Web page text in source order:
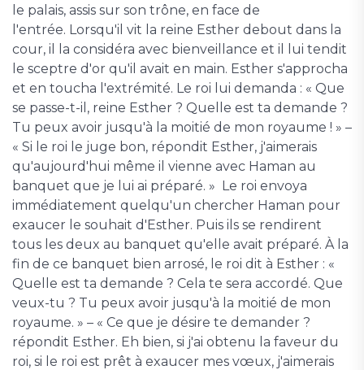
le palais, assis sur son trône, en face de
l'entrée. Lorsqu'il vit la reine Esther debout dans la
cour, il la considéra avec bienveillance et il lui tendit
le sceptre d'or qu'il avait en main. Esther s'approcha
et en toucha l'extrémité. Le roi lui demanda : « Que
se passe-t-il, reine Esther ? Quelle est ta demande ?
Tu peux avoir jusqu'à la moitié de mon royaume ! » –
« Si le roi le juge bon, répondit Esther, j'aimerais
qu'aujourd'hui même il vienne avec Haman au
banquet que je lui ai préparé. » Le roi envoya
immédiatement quelqu'un chercher Haman pour
exaucer le souhait d'Esther. Puis ils se rendirent
tous les deux au banquet qu'elle avait préparé. À la
fin de ce banquet bien arrosé, le roi dit à Esther : «
Quelle est ta demande ? Cela te sera accordé. Que
veux-tu ? Tu peux avoir jusqu'à la moitié de mon
royaume. » – « Ce que je désire te demander ?
répondit Esther. Eh bien, si j'ai obtenu la faveur du
roi, si le roi est prêt à exaucer mes vœux, j'aimerais